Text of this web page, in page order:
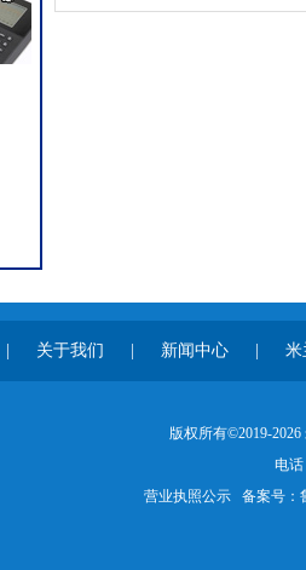
关于我们 新闻中心 米
版权所有©2019-
电话
营业执照公示备案号：鲁